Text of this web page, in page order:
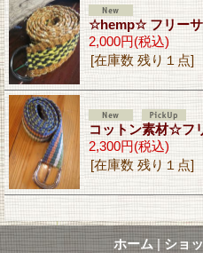
☆hemp☆ フリー
2,000円(税込)
[在庫数 残り１点]
コットン素材☆フ
2,300円(税込)
[在庫数 残り１点]
ホーム | ショ